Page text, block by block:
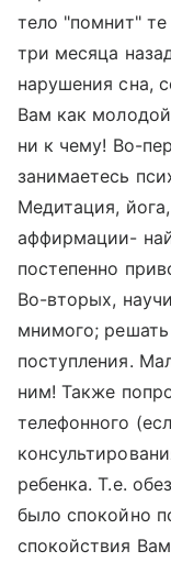
тело "помнит"
три месяца
нарушения сна,
Вам как
ни к чему! Во-
занимаетесь
Медитация,
аффирмации-
постепенно
Во-вторых,
мнимого;
поступления.
ним! Также
телефонного
ребенка. Т.е.
было спокойно
спокойствия